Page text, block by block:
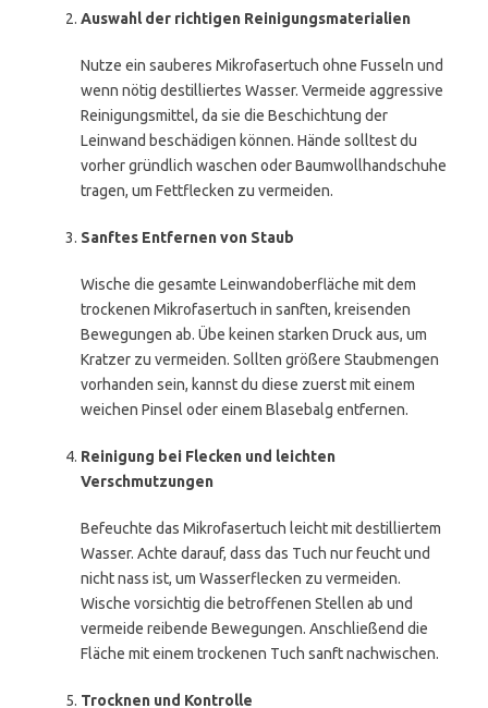
Auswahl der richtigen Reinigungsmaterialien
Nutze ein sauberes Mikrofasertuch ohne Fusseln und
wenn nötig destilliertes Wasser. Vermeide aggressive
Reinigungsmittel, da sie die Beschichtung der
Leinwand beschädigen können. Hände solltest du
vorher gründlich waschen oder Baumwollhandschuhe
tragen, um Fettflecken zu vermeiden.
Sanftes Entfernen von Staub
Wische die gesamte Leinwandoberfläche mit dem
trockenen Mikrofasertuch in sanften, kreisenden
Bewegungen ab. Übe keinen starken Druck aus, um
Kratzer zu vermeiden. Sollten größere Staubmengen
vorhanden sein, kannst du diese zuerst mit einem
weichen Pinsel oder einem Blasebalg entfernen.
Reinigung bei Flecken und leichten
Verschmutzungen
Befeuchte das Mikrofasertuch leicht mit destilliertem
Wasser. Achte darauf, dass das Tuch nur feucht und
nicht nass ist, um Wasserflecken zu vermeiden.
Wische vorsichtig die betroffenen Stellen ab und
vermeide reibende Bewegungen. Anschließend die
Fläche mit einem trockenen Tuch sanft nachwischen.
Trocknen und Kontrolle